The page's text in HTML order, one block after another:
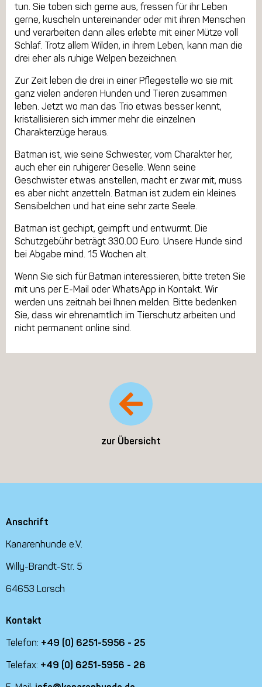
tun. Sie toben sich gerne aus, fressen für ihr Leben
gerne, kuscheln untereinander oder mit ihren Menschen
und verarbeiten dann alles erlebte mit einer Mütze voll
Schlaf. Trotz allem Wilden, in ihrem Leben, kann man die
drei eher als ruhige Welpen bezeichnen.
Zur Zeit leben die drei in einer Pflegestelle wo sie mit
ganz vielen anderen Hunden und Tieren zusammen
leben. Jetzt wo man das Trio etwas besser kennt,
kristallisieren sich immer mehr die einzelnen
Charakterzüge heraus.
Batman ist, wie seine Schwester, vom Charakter her,
auch eher ein ruhigerer Geselle. Wenn seine
Geschwister etwas anstellen, macht er zwar mit, muss
es aber nicht anzetteln. Batman ist zudem ein kleines
Sensibelchen und hat eine sehr zarte Seele.
Batman ist gechipt, geimpft und entwurmt. Die
Schutzgebühr beträgt 330.00 Euro. Unsere Hunde sind
bei Abgabe mind. 15 Wochen alt.
Wenn Sie sich für Batman interessieren, bitte treten Sie
mit uns per E-Mail oder WhatsApp in Kontakt. Wir
werden uns zeitnah bei Ihnen melden. Bitte bedenken
Sie, dass wir ehrenamtlich im Tierschutz arbeiten und
nicht permanent online sind.
zur Übersicht
Anschrift
Kanarenhunde e.V.
Willy-Brandt-Str. 5
64653 Lorsch
Kontakt
Telefon: +49 (0) 6251-5956 - 25
Telefax: +49 (0) 6251-5956 - 26